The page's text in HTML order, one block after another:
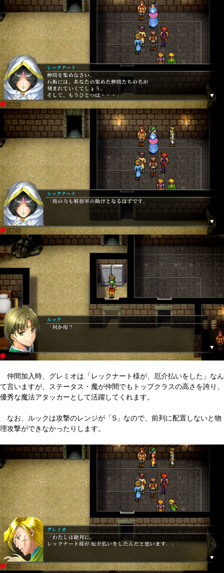
仲間加入時、グレミオは「レックナート様が、厄介払いをした」なん
て言いますが、ステータス・魔が仲間でもトップクラスの高さを誇り、
優秀な魔法アタッカーとして活躍してくれます。
なお、ルックは攻撃のレンジが「S」なので、前列に配置しないと物
理攻撃ができなかったりします。